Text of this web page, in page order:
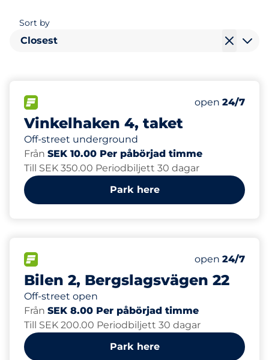
Sort by
Closest
Vinkelhaken 4, taket
Off-street underground
Number of
Total Spaces
Friday
open 24/7
Från SEK 10.00 Per påbörjad timme
Till SEK 350.00 Periodbiljett 30 dagar
Park here
Bilen 2, Bergslagsvägen 22
Off-street open
Number of
Total Spaces
Friday
open 24/7
Från SEK 8.00 Per påbörjad timme
Till SEK 200.00 Periodbiljett 30 dagar
Park here